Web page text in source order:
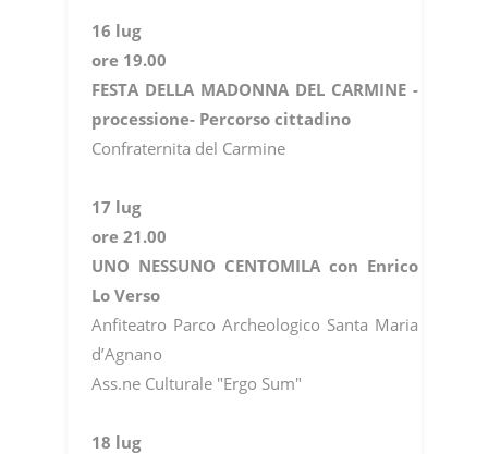
16 lug
ore 19.00
FESTA DELLA MADONNA DEL CARMINE -
processione- Percorso cittadino
Confraternita del Carmine
17 lug
ore 21.00
UNO NESSUNO CENTOMILA con Enrico
Lo Verso
Anfiteatro Parco Archeologico Santa Maria
d’Agnano
Ass.ne Culturale "Ergo Sum"
18 lug